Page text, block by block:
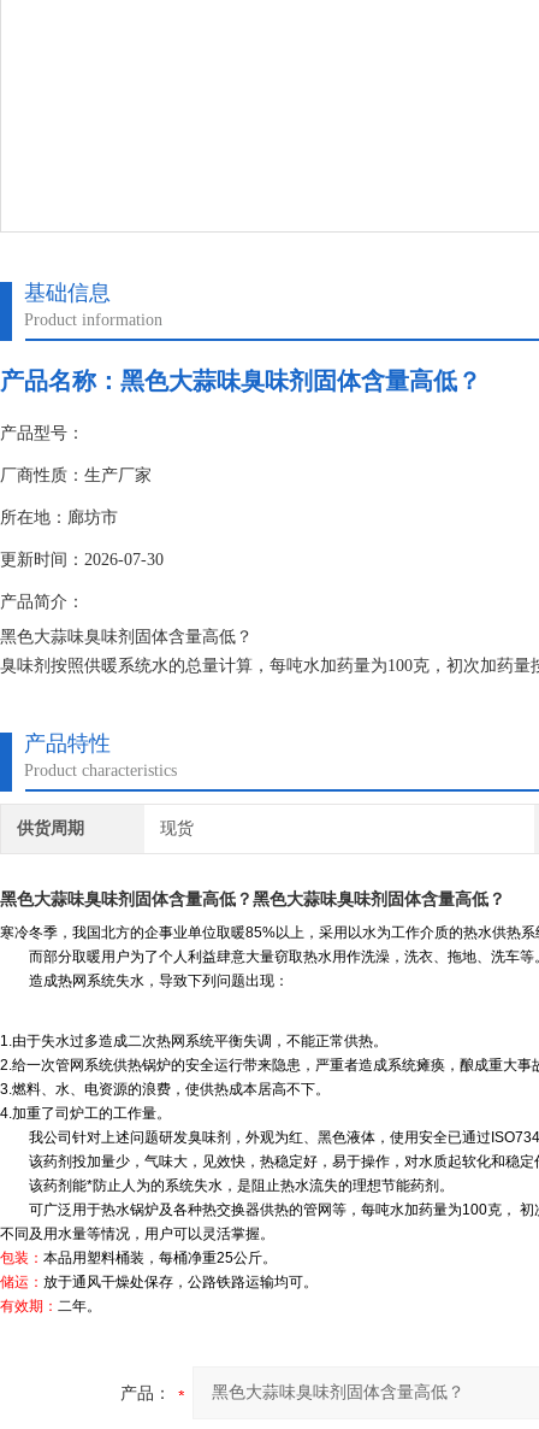
基础信息
Product information
产品名称： 黑色大蒜味臭味剂固体含量高低？
产品型号：
厂商性质：生产厂家
所在地：廊坊市
更新时间：2026-07-30
产品简介：
黑色大蒜味臭味剂固体含量高低？
臭味剂按照供暖系统水的总量计算，每吨水加药量为100克，初次加药
产品特性
Product characteristics
供货周期 现货
黑色大蒜味臭味剂固体含量高低？ 黑色大蒜味臭味剂固体含量高低？
寒冷冬季，我国北方的企事业单位取暖85%以上，采用以水为工作介质的热水供热系
而部分取暖用户为了个人利益肆意大量窃取热水用作洗澡，洗衣、拖地、洗车等
造成热网系统失水，导致下列问题出现：
1.由于失水过多造成二次热网系统平衡失调，不能正常供热。
2.给一次管网系统供热锅炉的安全运行带来隐患，严重者造成系统瘫痪，酿成重大事
3.燃料、水、电资源的浪费，使供热成本居高不下。
4.加重了司炉工的工作量。
我公司针对上述问题研发臭味剂，外观为红、黑色液体，使用安全已通过
该药剂投加量少，气味大，见效快，热稳定好，易于操作，对水质起软化和稳定
该药剂能*防止人为的系统失水，是阻止热水流失的理想节能药剂。
可广泛用于热水锅炉及各种热交换器供热的管网等，每吨水加药量为100克， 初
不同及用水量等情况，用户可以灵活掌握。
包装： 本品用塑料桶装，每桶净重25公斤。
储运： 放于通风干燥处保存，公路铁路运输均可。
有效期： 二年。
产品：